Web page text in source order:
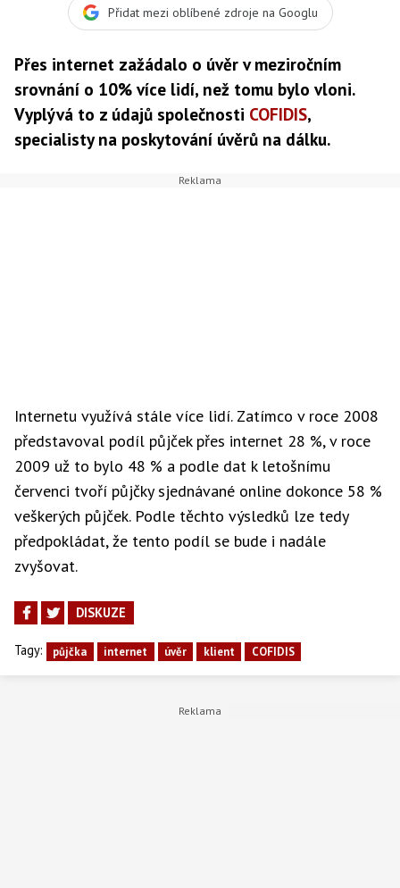
Přidat mezi oblíbené zdroje na Googlu
Přes internet zažádalo o úvěr v meziročním
srovnání o 10% více lidí, než tomu bylo vloni.
Vyplývá to z údajů společnosti COFIDIS,
specialisty na poskytování úvěrů na dálku.
Internetu využívá stále více lidí. Zatímco v roce 2008
představoval podíl půjček přes internet 28 %, v roce
2009 už to bylo 48 % a podle dat k letošnímu
červenci tvoří půjčky sjednávané online dokonce 58 %
veškerých půjček. Podle těchto výsledků lze tedy
předpokládat, že tento podíl se bude i nadále
zvyšovat.
DISKUZE
Tagy: půjčka internet úvěr klient COFIDIS